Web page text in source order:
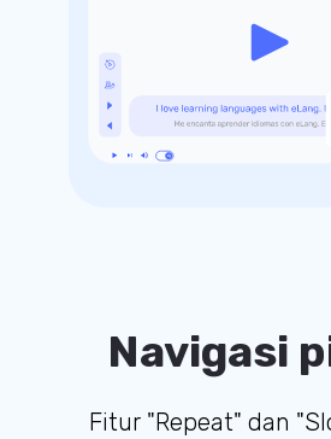
Navigasi
Fitur "Repeat" dan